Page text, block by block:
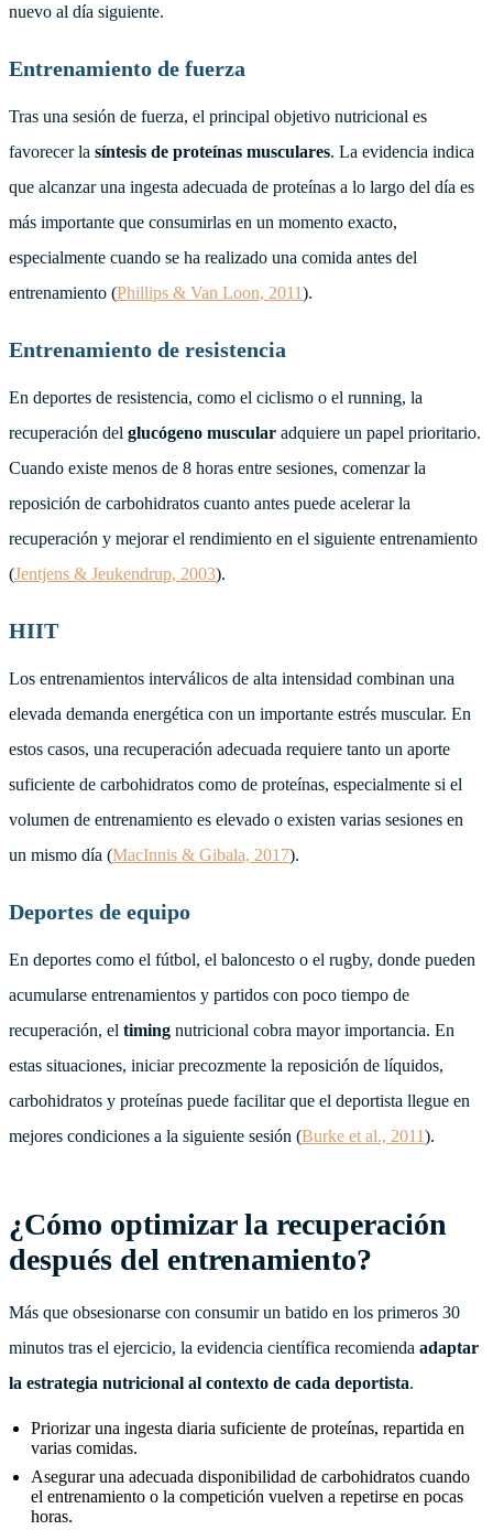
nuevo al día siguiente.
Entrenamiento de fuerza
Tras una sesión de fuerza, el principal objetivo nutricional es
favorecer la síntesis de proteínas musculares. La evidencia indica
que alcanzar una ingesta adecuada de proteínas a lo largo del día es
más importante que consumirlas en un momento exacto,
especialmente cuando se ha realizado una comida antes del
entrenamiento (Phillips & Van Loon, 2011).
Entrenamiento de resistencia
En deportes de resistencia, como el ciclismo o el running, la
recuperación del glucógeno muscular adquiere un papel prioritario.
Cuando existe menos de 8 horas entre sesiones, comenzar la
reposición de carbohidratos cuanto antes puede acelerar la
recuperación y mejorar el rendimiento en el siguiente entrenamiento
(Jentjens & Jeukendrup, 2003).
HIIT
Los entrenamientos interválicos de alta intensidad combinan una
elevada demanda energética con un importante estrés muscular. En
estos casos, una recuperación adecuada requiere tanto un aporte
suficiente de carbohidratos como de proteínas, especialmente si el
volumen de entrenamiento es elevado o existen varias sesiones en
un mismo día (MacInnis & Gibala, 2017).
Deportes de equipo
En deportes como el fútbol, el baloncesto o el rugby, donde pueden
acumularse entrenamientos y partidos con poco tiempo de
recuperación, el timing nutricional cobra mayor importancia. En
estas situaciones, iniciar precozmente la reposición de líquidos,
carbohidratos y proteínas puede facilitar que el deportista llegue en
mejores condiciones a la siguiente sesión (Burke et al., 2011).
¿Cómo optimizar la recuperación
después del entrenamiento?
Más que obsesionarse con consumir un batido en los primeros 30
minutos tras el ejercicio, la evidencia científica recomienda adaptar
la estrategia nutricional al contexto de cada deportista.
Priorizar una ingesta diaria suficiente de proteínas, repartida en
varias comidas.
Asegurar una adecuada disponibilidad de carbohidratos cuando
el entrenamiento o la competición vuelven a repetirse en pocas
horas.